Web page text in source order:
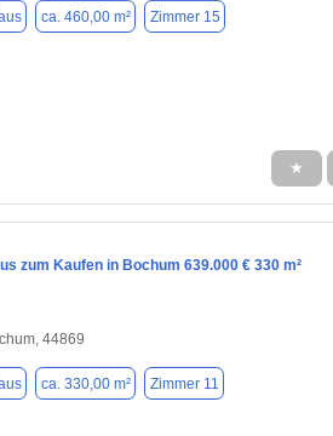
ca. 460,00 m² Zimmer 15
★
zum Kaufen in Bochum 639.000 € 330 m²
44869
ca. 330,00 m² Zimmer 11